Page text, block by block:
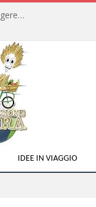
Dove fare campeggio libero in Italia: le migliori mete da raggiungere in traghetto
IDEE IN VIAGGIO